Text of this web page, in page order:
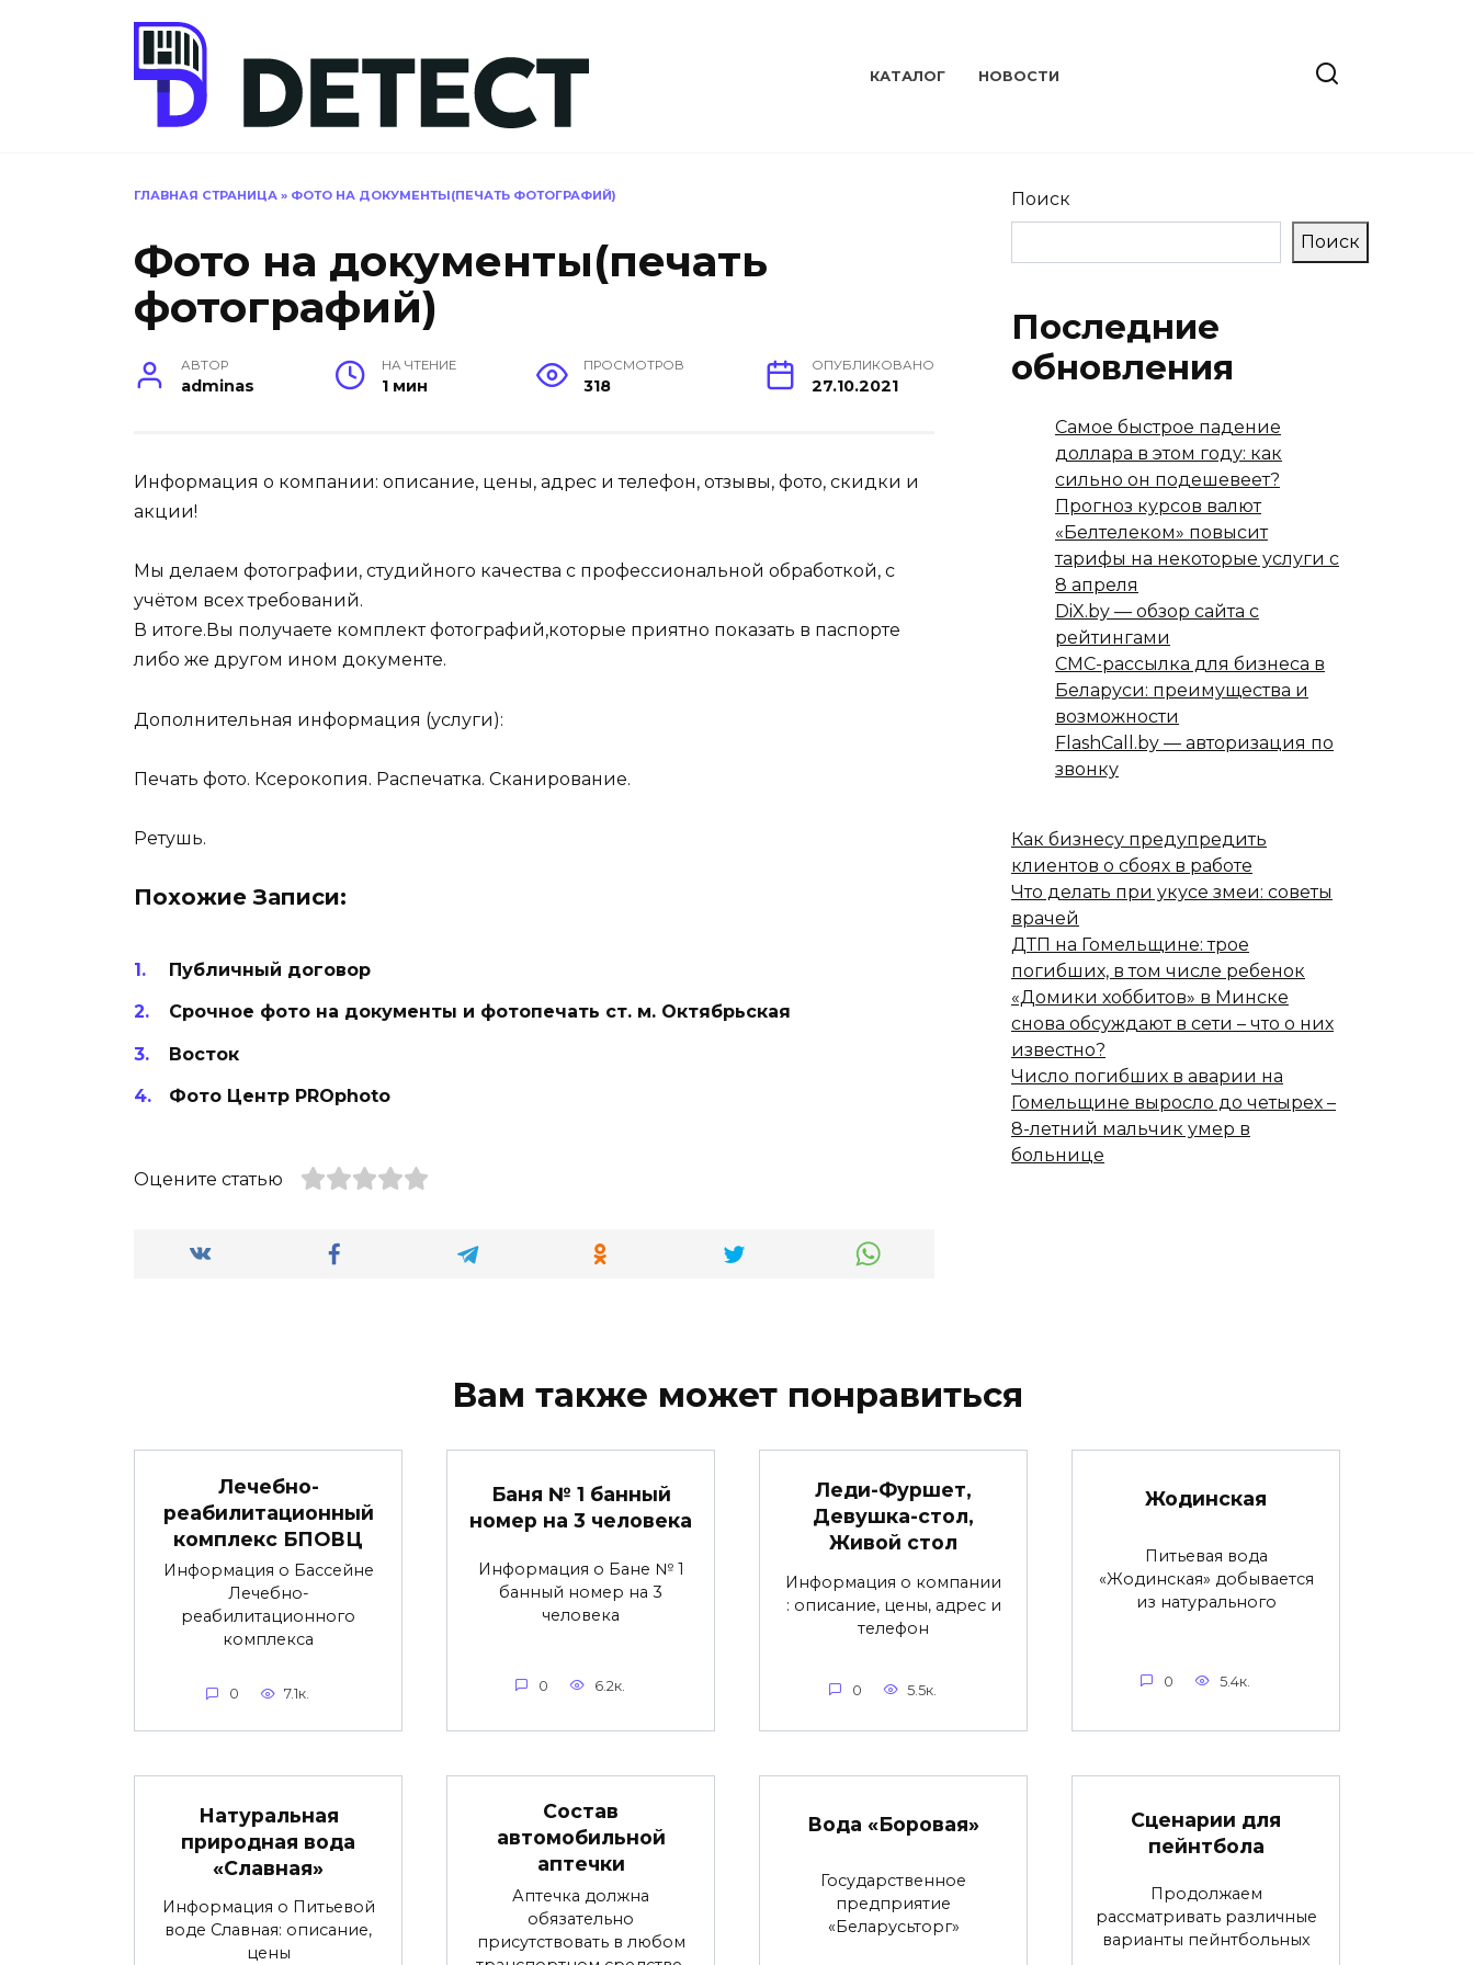
КАТАЛОГ НОВОСТИ
ГЛАВНАЯ СТРАНИЦА » ФОТО НА ДОКУМЕНТЫ(ПЕЧАТЬ ФОТОГРАФИЙ)
Фото на документы(печать
фотографий)
АВТОР
adminas
НА ЧТЕНИЕ
1 мин
ПРОСМОТРОВ
318
ОПУБЛИКОВАНО
27.10.2021
Информация о компании: описание, цены, адрес и телефон, отзывы, фото, скидки и
акции!
Мы делаем фотографии, студийного качества с профессиональной обработкой, с
учётом всех требований.
В итоге.Вы получаете комплект фотографий,которые приятно показать в паспорте
либо же другом ином документе.
Дополнительная информация (услуги):
Печать фото. Ксерокопия. Распечатка. Сканирование.
Ретушь.
Похожие Записи:
Публичный договор
Срочное фото на документы и фотопечать ст. м. Октябрьская
Восток
Фото Центр PROphoto
Оцените статью
Поиск
Поиск
Последние
обновления
Самое быстрое падение
доллара в этом году: как
сильно он подешевеет?
Прогноз курсов валют
«Белтелеком» повысит
тарифы на некоторые услуги с
8 апреля
DiX.by — обзор сайта с
рейтингами
СМС-рассылка для бизнеса в
Беларуси: преимущества и
возможности
FlashCall.by — авторизация по
звонку
Как бизнесу предупредить
клиентов о сбоях в работе
Что делать при укусе змеи: советы
врачей
ДТП на Гомельщине: трое
погибших, в том числе ребенок
«Домики хоббитов» в Минске
снова обсуждают в сети – что о них
известно?
Число погибших в аварии на
Гомельщине выросло до четырех –
8-летний мальчик умер в
больнице
Вам также может понравиться
Лечебно-
реабилитационный
комплекс БПОВЦ
Информация о Бассейне
Лечебно-
реабилитационного
комплекса
0 7.1к.
Баня № 1 банный
номер на 3 человека
Информация о Бане № 1
банный номер на 3
человека
0 6.2к.
Леди-Фуршет,
Девушка-стол,
Живой стол
Информация о компании
: описание, цены, адрес и
телефон
0 5.5к.
Жодинская
Питьевая вода
«Жодинская» добывается
из натурального
0 5.4к.
Натуральная
природная вода
«Славная»
Информация о Питьевой
воде Славная: описание,
цены
Состав
автомобильной
аптечки
Аптечка должна
обязательно
присутствовать в любом
Вода «Боровая»
Государственное
предприятие
«Беларусьторг»
Сценарии для
пейнтбола
Продолжаем
рассматривать различные
варианты пейнтбольных